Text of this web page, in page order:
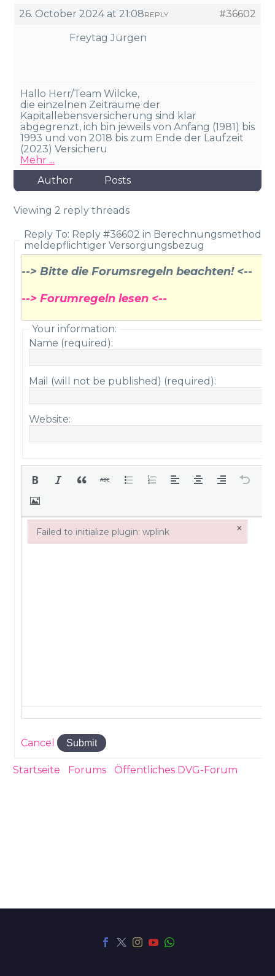
26. October 2024 at 21:08
#36602
REPLY
Freytag Jürgen
Hallo Herr/Team Wilcke,
die einzelnen Zeiträume der
Kapitallebensversicherung sind klar
abgegrenzt, ich bin jeweils von Anfang (1981) bis
1993 und von 2018 bis zum Ende der Laufzeit
(2023) Versicheru
Mehr ...
Author
Posts
Viewing 2 reply threads
Reply To: Reply #36602 in Berechnungsmethode
meldepflichtiger Versorgungsbezug
--> Bitte die Forumsregeln beachten! <--
--> Forumregeln lesen <--
Your information:
Name (required):
Mail (will not be published) (required):
Website:
Cancel Submit
Startseite Forums Öffentliches DVG-Forum
Failed to initialize plugin: wplink ×
Failed to initialize plugin: wplink